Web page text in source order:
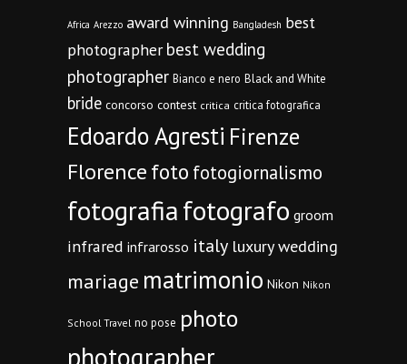
Africa Arezzo award winning Bangladesh best
photographer best wedding
photographer Bianco e nero Black and White
bride concorso contest critica critica fotografica
Edoardo Agresti Firenze
Florencefoto fotogiornalismo
fotografiafotografo groom
infrared infrarosso italy luxury wedding
mariage matrimonio Nikon Nikon
School Travel no pose photo